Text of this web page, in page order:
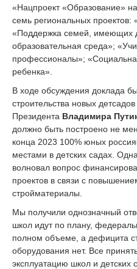
«Нацпроект «Образование»
семь региональных
«Поддержка семей, имеющих
образовательная среда»;
профессионалы»;
ребенка».
В ходе обсуждения доклада
строительства новых
Президента Владимира
должно быть построено не
конца 2023 100% юных
местами в детских садах.
волновал вопрос
проектов в связи с
стройматериалы.
Мы получили однозначный
школ идут по плану,
полном объеме, а дефицита
оборудования нет. Все
эксплуатацию школ и детских